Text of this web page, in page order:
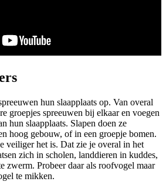
hun slaapplaats op. Van overal
groepjes spreeuwen bij elkaar en voegen
hun slaapplaats. Slapen doen ze
hoog gebouw, of in een groepje bomen.
veiliger het is. Dat zie je overal in het
zich in scholen, landdieren in kuddes,
zwerm. Probeer daar als roofvogel maar
te mikken.